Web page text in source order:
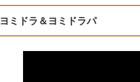
ヨミドラ＆ヨミドラパ